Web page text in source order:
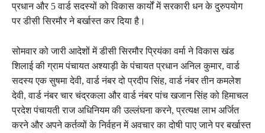
प्रधान और 5 वार्ड सदस्यों को विकास कार्यों में सरकारी धन के दुरुपयोग
पर डीसी सिरमौर ने बर्खास्त कर दिया है।
सोमवार को जारी आदेशों में डीसी सिरमौर प्रियंका वर्मा ने विकास खंड
शिलाई की ग्राम पंचायत अश्याड़ी के पंचायत प्रधान अनिल कुमार, वार्ड
सदस्य एक सुषमा देवी, वार्ड नंबर दो प्रदीप सिंह, वार्ड नंबर तीन कमलेश
देवी, वार्ड नंबर चार चंद्रकला और वार्ड नंबर पांच खजान सिंह को हिमाचल
प्रदेश पंचायती राज अधिनियम की उल्लंघना करने, प्रत्यक्ष लाभ अर्जित
करने और अपने कर्तव्यों के निर्वहन में अवचार का दोषी पाए जाने पर बर्खास्त